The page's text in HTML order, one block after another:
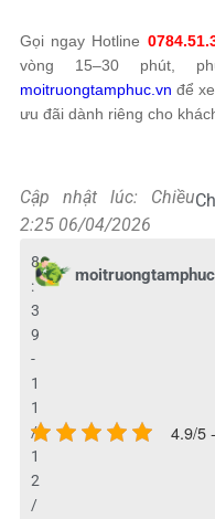
Gọi ngay Hotline
vòng 15–30 phút,
moitruongtamphuc.vn để
ưu đãi dành riêng cho
Cập nhật lúc: Chiều
2:25 06/04/2026
moitruongtamphuc
8
:
3
9
-
1
1
/
1
2
/
4.9/5